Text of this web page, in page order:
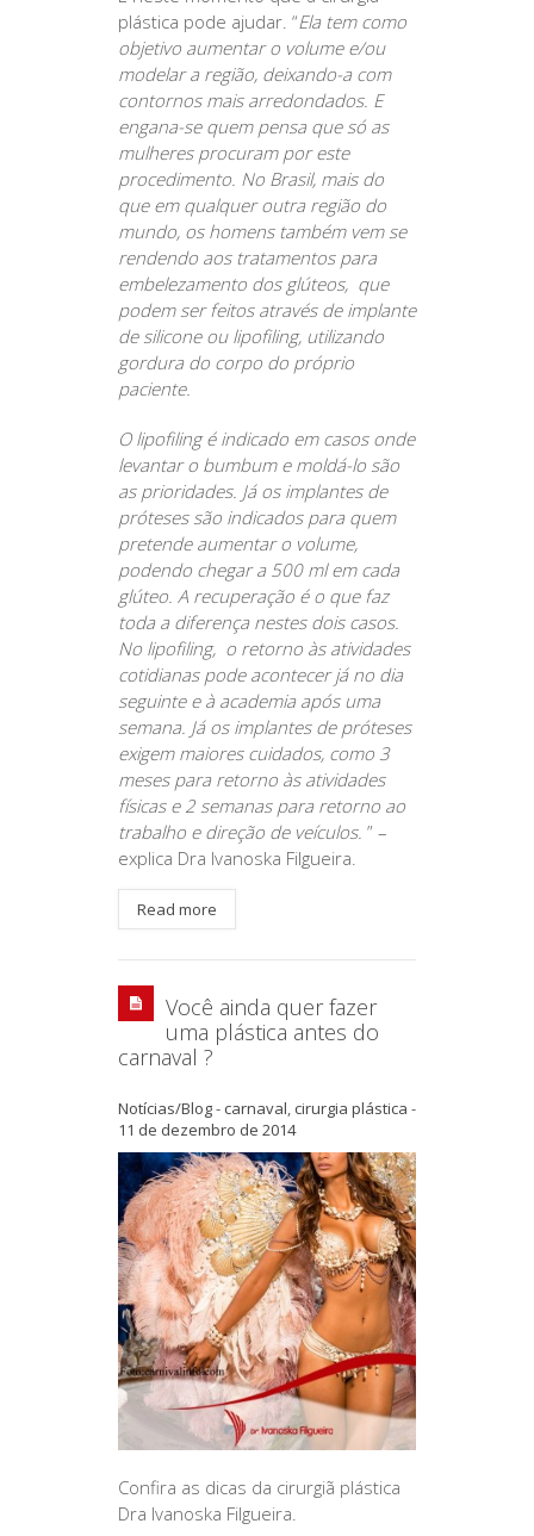
plástica pode ajudar. “Ela tem como
objetivo aumentar o volume e/ou
modelar a região, deixando-a com
contornos mais arredondados. E
engana-se quem pensa que só as
mulheres procuram por este
procedimento. No Brasil, mais do
que em qualquer outra região do
mundo, os homens também vem se
rendendo aos tratamentos para
embelezamento dos glúteos, que
podem ser feitos através de implante
de silicone ou lipofiling, utilizando
gordura do corpo do próprio
paciente.
O lipofiling é indicado em casos onde
levantar o bumbum e moldá-lo são
as prioridades. Já os implantes de
próteses são indicados para quem
pretende aumentar o volume,
podendo chegar a 500 ml em cada
glúteo. A recuperação é o que faz
toda a diferença nestes dois casos.
No lipofiling, o retorno às atividades
cotidianas pode acontecer já no dia
seguinte e à academia após uma
semana. Já os implantes de próteses
exigem maiores cuidados, como 3
meses para retorno às atividades
físicas e 2 semanas para retorno ao
trabalho e direção de veículos. ” –
explica Dra Ivanoska Filgueira.
Read more
Você ainda quer fazer
uma plástica antes do
carnaval ?
Notícias/Blog- carnaval, cirurgia plástica -
11 de dezembro de 2014
Confira as dicas da cirurgiã plástica
Dra Ivanoska Filgueira.